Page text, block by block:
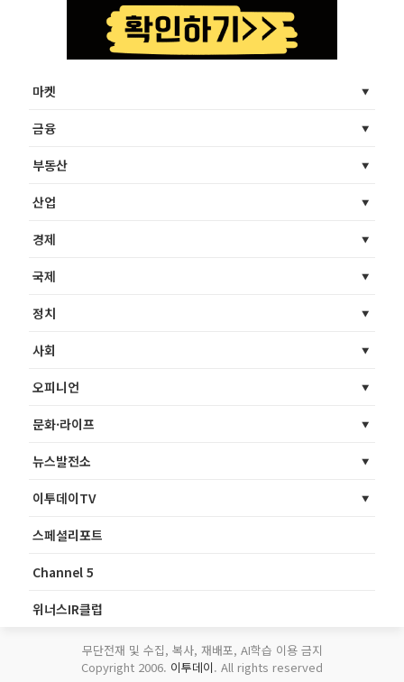
마켓
금융
부동산
산업
경제
국제
정치
사회
오피니언
문화·라이프
뉴스발전소
이투데이TV
스페셜리포트
Channel 5
위너스IR클럽
무단전재 및 수집, 복사, 재배포, AI학습 이용 금지
Copyright 2006. 이투데이. All rights reserved